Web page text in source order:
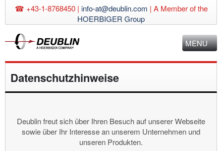
☎ +43-1-8768450 | info-at@deublin.com | A Member of the
HOERBIGER Group
MENU
Datenschutzhinweise
Deublin freut sich über Ihren Besuch auf unserer Webseite
sowie über Ihr Interesse an unserem Unternehmen und
unseren Produkten.